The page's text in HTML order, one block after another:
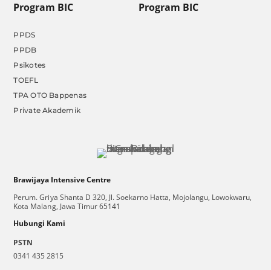
Program BIC
PPDS
PPDB
Psikotes
TOEFL
TPA OTO Bappenas
Private Akademik
Program BIC
Brawijaya Intensive Centre
Perum. Griya Shanta D 320, Jl. Soekarno Hatta, Mojolangu, Lowokwaru,
Kota Malang, Jawa Timur 65141
Hubungi Kami
PSTN
0341 435 2815